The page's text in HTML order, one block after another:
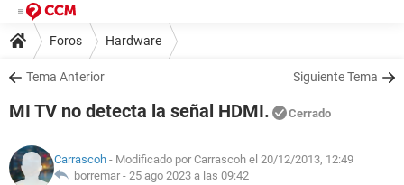
Foros Hardware
Tema Anterior Siguiente Tema
MI TV no detecta la señal HDMI. Cerrado
Carrascoh - Modificado por Carrascoh el 20/12/2013, 12:49
borremar - 25 ago 2023 a las 09:42